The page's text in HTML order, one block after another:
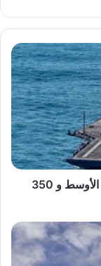
حاملة الطائرات جورج بوش تتجه للشرق الأوسط و 350